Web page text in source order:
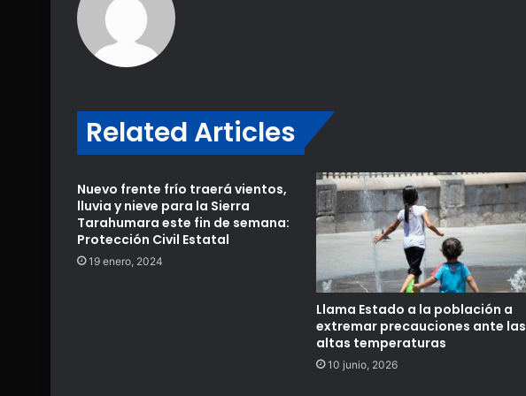
Related Articles
Nuevo frente frío traerá vientos,
lluvia y nieve para la Sierra
Tarahumara este fin de semana:
Protección Civil Estatal
19 enero, 2024
Llama Estado a la población a
extremar precauciones ante las
altas temperaturas
10 junio, 2026